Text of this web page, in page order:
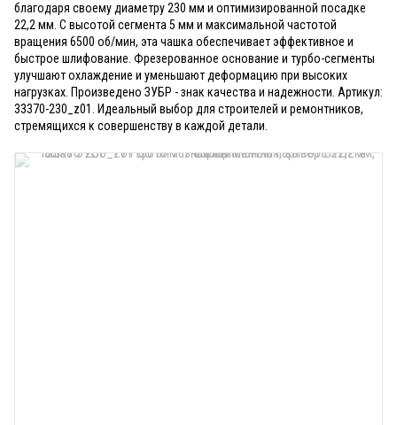
благодаря своему диаметру 230 мм и оптимизированной посадке
22,2 мм. С высотой сегмента 5 мм и максимальной частотой
вращения 6500 об/мин, эта чашка обеспечивает эффективное и
быстрое шлифование. Фрезерованное основание и турбо-сегменты
улучшают охлаждение и уменьшают деформацию при высоких
нагрузках. Произведено ЗУБР - знак качества и надежности. Артикул:
33370-230_z01. Идеальный выбор для строителей и ремонтников,
стремящихся к совершенству в каждой детали.